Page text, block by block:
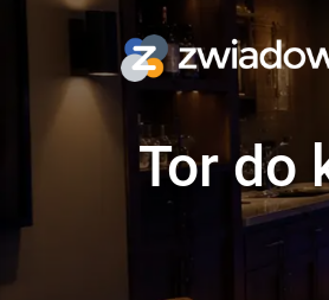
Tor do